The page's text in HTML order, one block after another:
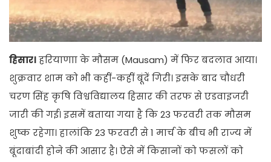
हिसार।हरियाणाा के मौसम (Mausam) में फिर बदलाव आया।
शुक्रवार शाम को भी कहीं-कहीं बूंदें गिरी। इसके बाद चौधरी
चरण सिंह कृषि विश्वविद्यालय हिसार की तरफ से एडवाइजरी
जारी की गई। इसमें बताया गया है कि 23 फरवरी तक मौसम
शुष्क रहेगा। हालांकि 23 फरवरी से 1 मार्च के बीच भी राज्य में
बूंदाबांदी होने की आसार है। ऐसे में किसानों को फसलों को